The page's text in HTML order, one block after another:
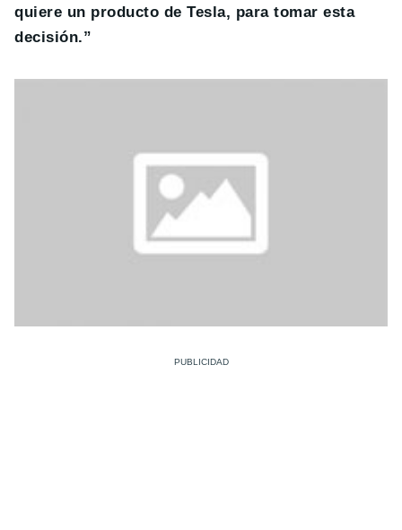
quiere un producto de Tesla, para tomar esta
decisión.”